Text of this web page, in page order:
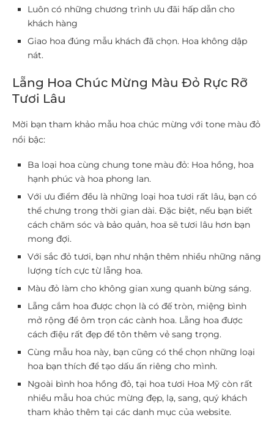
Luôn có những chương trình ưu đãi hấp dẫn cho
khách hàng
Giao hoa đúng mẫu khách đã chọn. Hoa không dập
nát.
Lẵng Hoa Chúc Mừng Màu Đỏ Rực Rỡ
Tươi Lâu
Mời bạn tham khảo mẫu hoa chúc mừng với tone màu đỏ
nổi bậc:
Ba loại hoa cùng chung tone màu đỏ: Hoa hồng, hoa
hạnh phúc và hoa phong lan.
Với ưu điểm đều là những loại hoa tươi rất lâu, bạn có
thể chưng trong thời gian dài. Đặc biệt, nếu bạn biết
cách chăm sóc và bảo quản, hoa sẽ tươi lâu hơn bạn
mong đợi.
Với sắc đỏ tươi, bạn như nhận thêm nhiều những năng
lượng tích cực từ lẵng hoa.
Màu đỏ làm cho không gian xung quanh bừng sáng.
Lẵng cắm hoa được chọn là có đế tròn, miệng bình
mở rộng để ôm trọn các cành hoa. Lẵng hoa được
cách điệu rất đẹp để tôn thêm vẻ sang trọng.
Cùng mẫu hoa này, bạn cũng có thể chọn những loại
hoa bạn thích để tạo dấu ấn riêng cho mình.
Ngoài bình hoa hồng đỏ, tại hoa tươi Hoa Mỹ còn rất
nhiều mẫu hoa chúc mừng đẹp, lạ, sang, quý khách
tham khảo thêm tại các danh mục của website.